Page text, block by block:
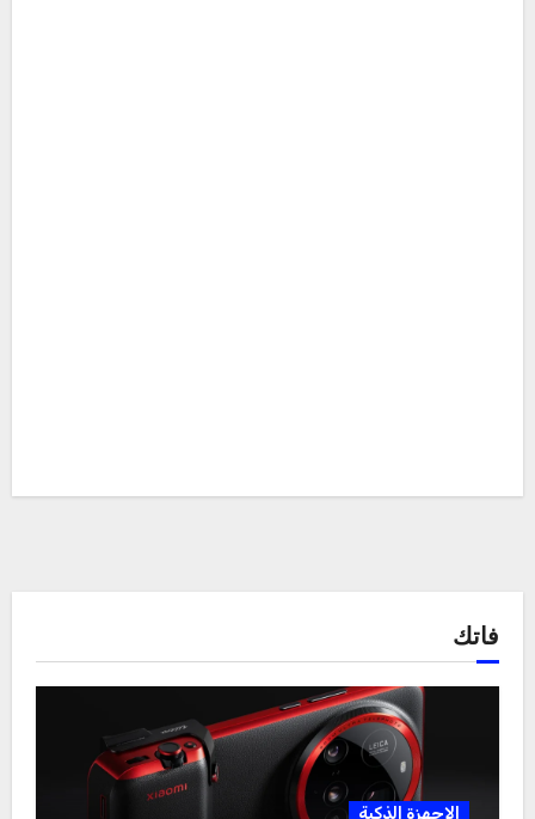
فاتك
الاجهزة الذكية